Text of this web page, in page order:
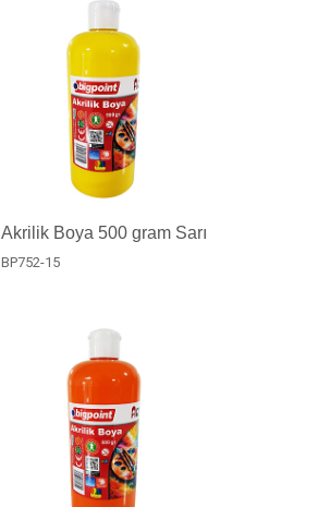
Akrilik Boya 500 gram Sarı
BP752-15